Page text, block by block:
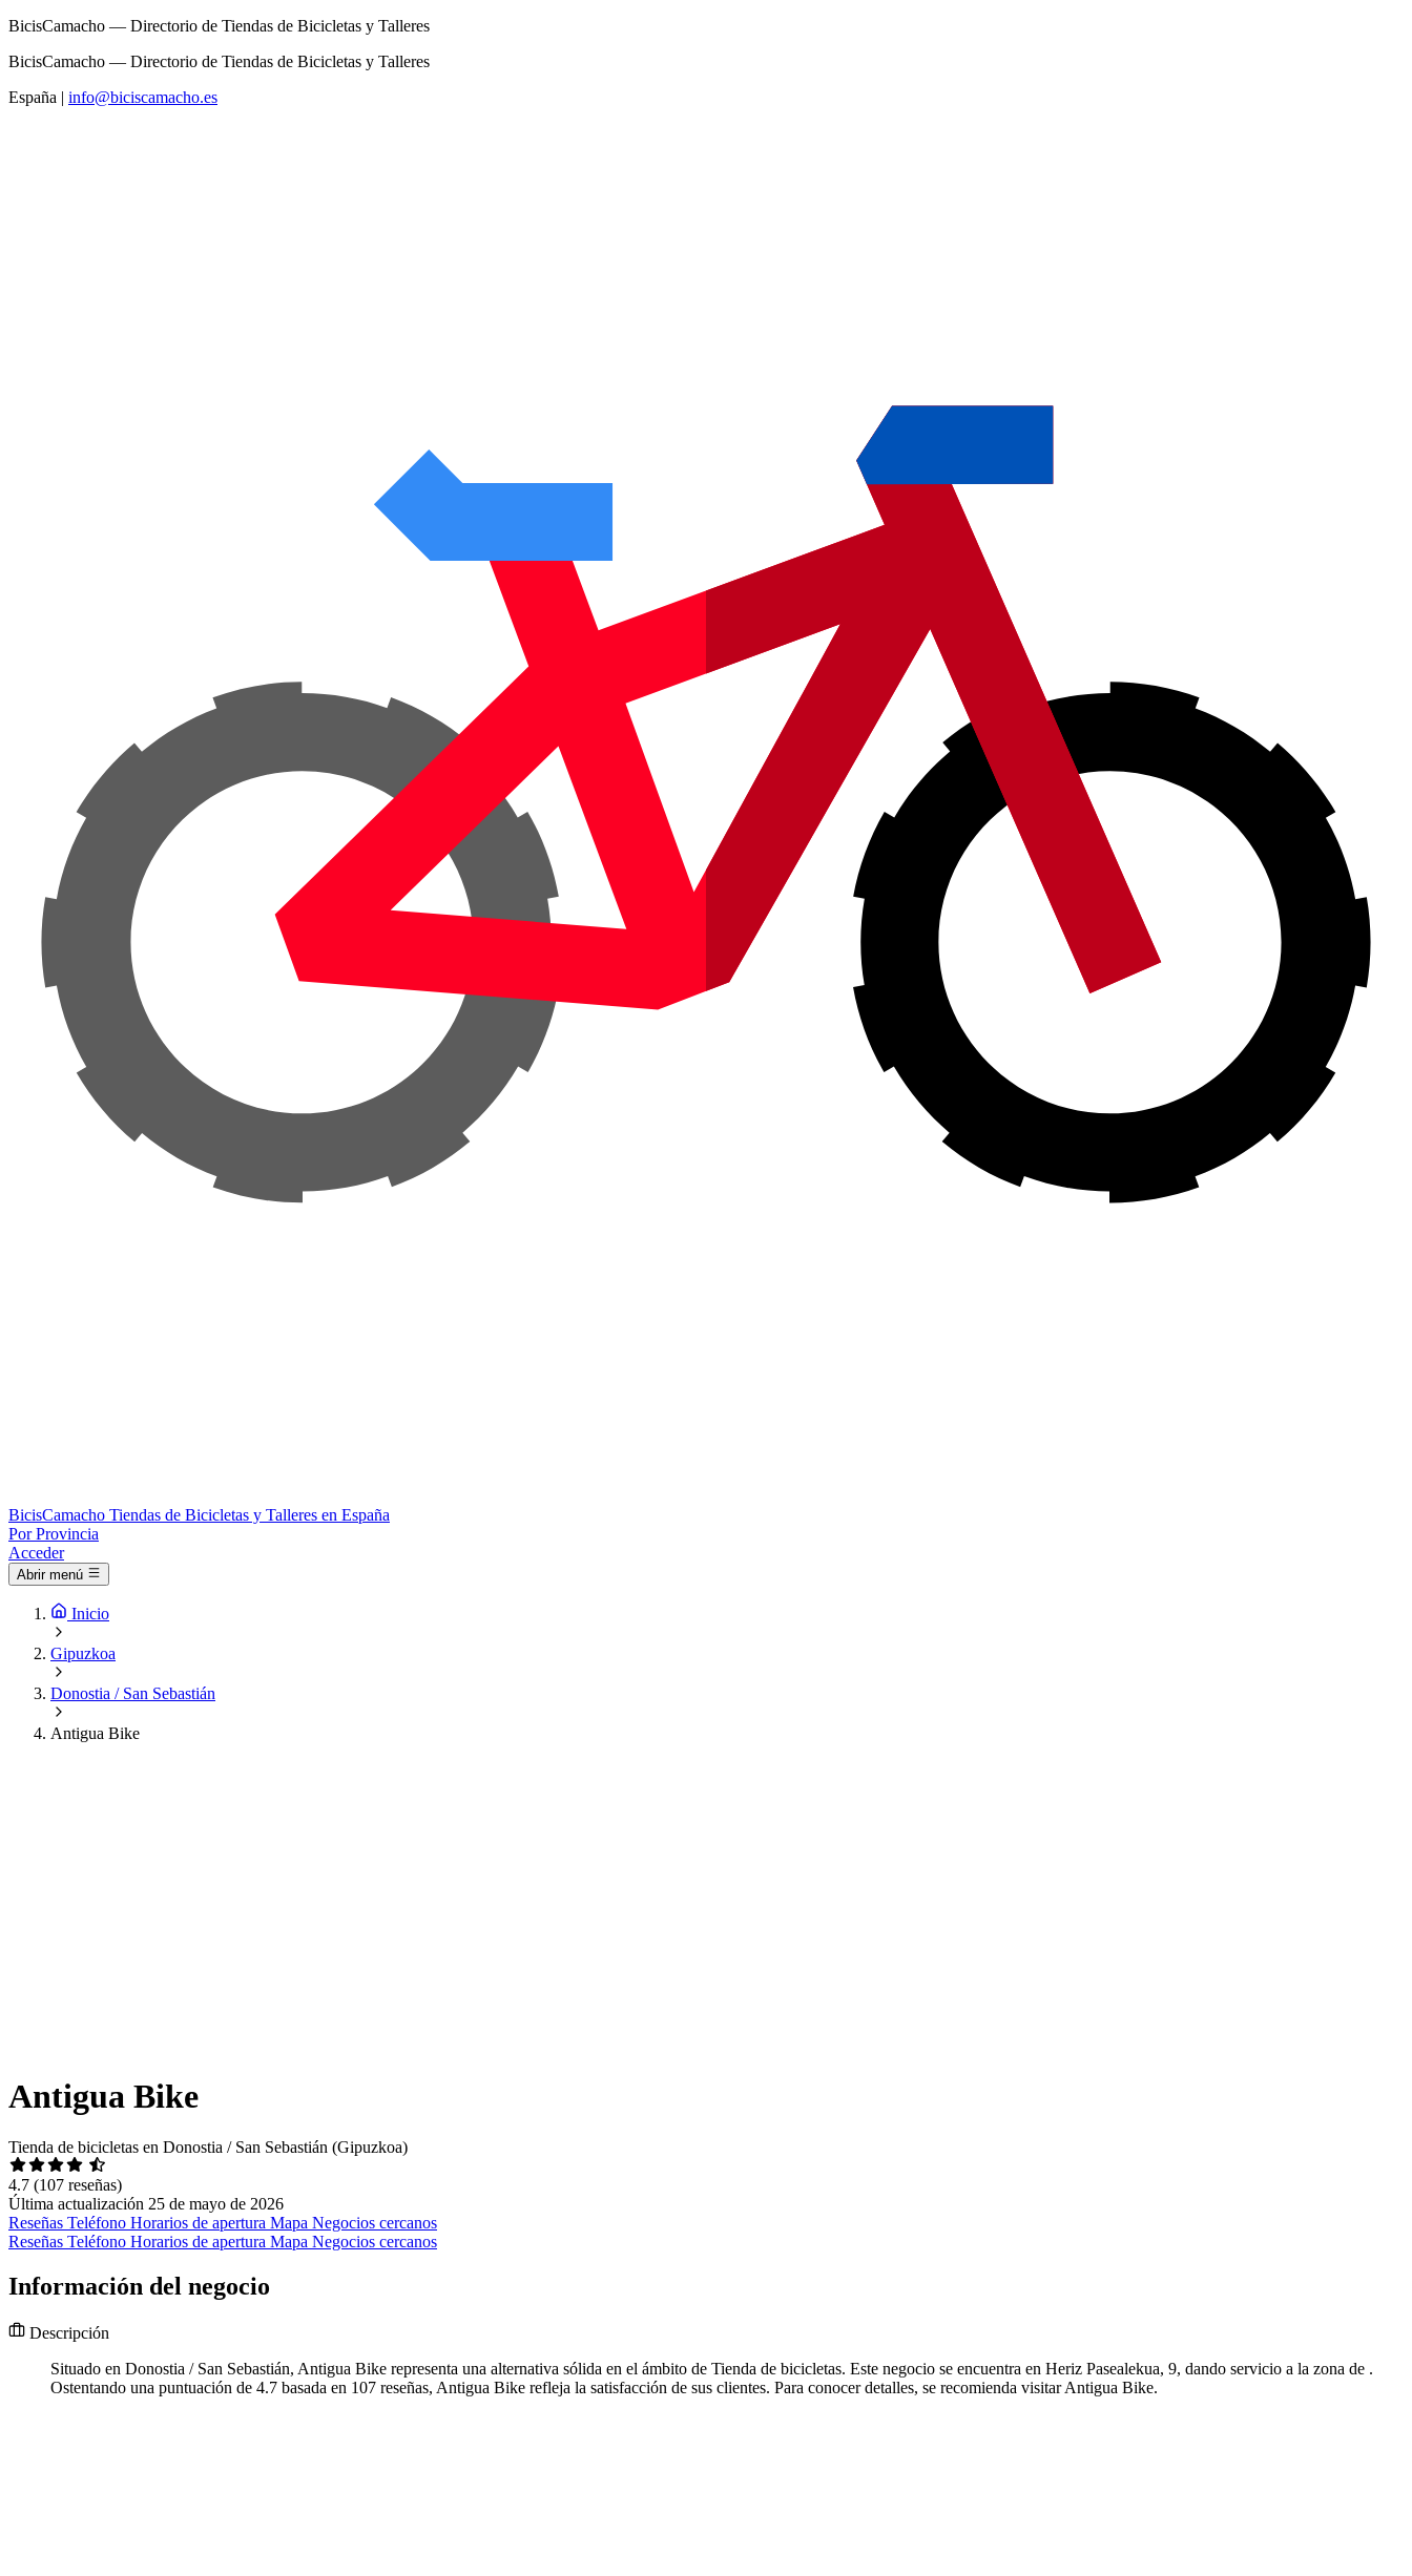
BicisCamacho — Directorio de Tiendas de Bicicletas y Talleres
BicisCamacho — Directorio de Tiendas de Bicicletas y Talleres
España | info@biciscamacho.es
BicisCamacho Tiendas de Bicicletas y Talleres en España
Por Provincia
Acceder
Abrir menú
Inicio
Gipuzkoa
Donostia / San Sebastián
Antigua Bike
Antigua Bike
Tienda de bicicletas en Donostia / San Sebastián (Gipuzkoa)
4.7 (107 reseñas)
Última actualización 25 de mayo de 2026
Reseñas Teléfono Horarios de apertura Mapa Negocios cercanos
Reseñas Teléfono Horarios de apertura Mapa Negocios cercanos
Información del negocio
Descripción
Situado en Donostia / San Sebastián, Antigua Bike representa una alternativa sólida en el ámbito de Tienda de bicicletas. Este negocio se encuentra en Heriz Pasealekua, 9, dando servicio a la zona de .
Ostentando una puntuación de 4.7 basada en 107 reseñas, Antigua Bike refleja la satisfacción de sus clientes. Para conocer detalles, se recomienda visitar Antigua Bike.